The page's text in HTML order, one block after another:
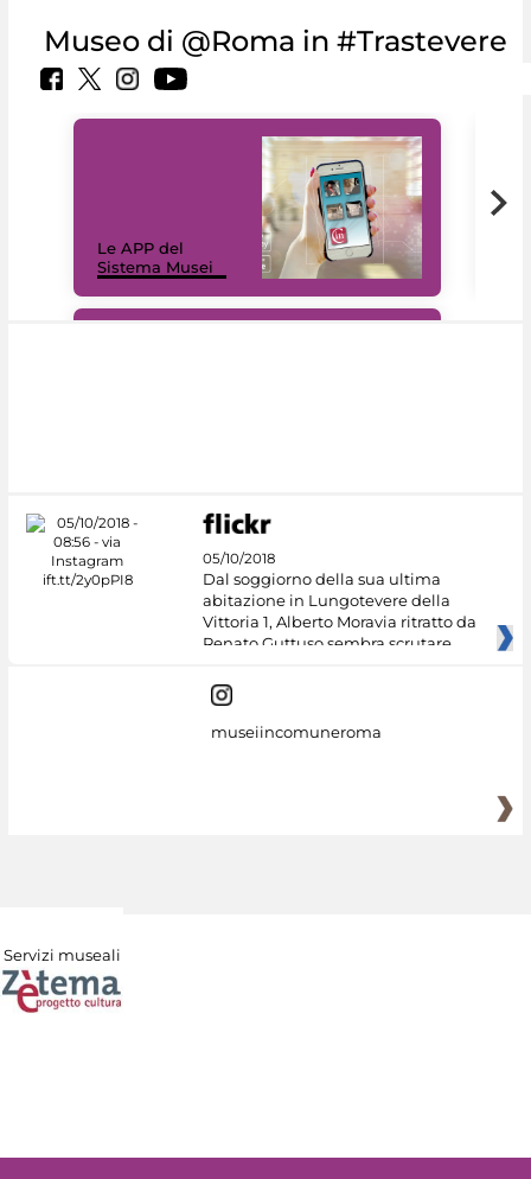
Museo di @Roma in #Trastevere
Le APP del
Sistema Musei
05/10/2018
Dal soggiorno della sua ultima
abitazione in Lungotevere della
Vittoria 1, Alberto Moravia ritratto da
Renato Guttuso sembra scrutare
museiincomuneroma
Servizi museali